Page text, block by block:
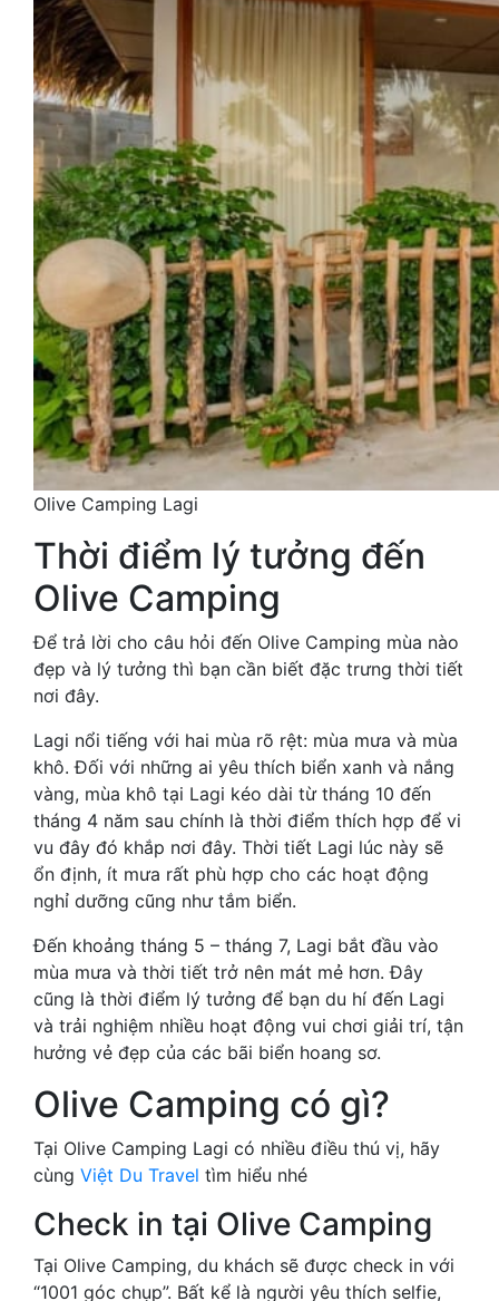
Olive Camping Lagi
Thời điểm lý tưởng đến
Olive Camping
Để trả lời cho câu hỏi đến Olive Camping mùa nào
đẹp và lý tưởng thì bạn cần biết đặc trưng thời tiết
nơi đây.
Lagi nổi tiếng với hai mùa rõ rệt: mùa mưa và mùa
khô. Đối với những ai yêu thích biển xanh và nắng
vàng, mùa khô tại Lagi kéo dài từ tháng 10 đến
tháng 4 năm sau chính là thời điểm thích hợp để vi
vu đây đó khắp nơi đây. Thời tiết Lagi lúc này sẽ
ổn định, ít mưa rất phù hợp cho các hoạt động
nghỉ dưỡng cũng như tắm biển.
Đến khoảng tháng 5 – tháng 7, Lagi bắt đầu vào
mùa mưa và thời tiết trở nên mát mẻ hơn. Đây
cũng là thời điểm lý tưởng để bạn du hí đến Lagi
và trải nghiệm nhiều hoạt động vui chơi giải trí, tận
hưởng vẻ đẹp của các bãi biển hoang sơ.
Olive Camping có gì?
Tại Olive Camping Lagi có nhiều điều thú vị, hãy
cùng Việt Du Travel tìm hiểu nhé
Check in tại Olive Camping
Tại Olive Camping, du khách sẽ được check in với
“1001 góc chụp”. Bất kể là người yêu thích selfie,